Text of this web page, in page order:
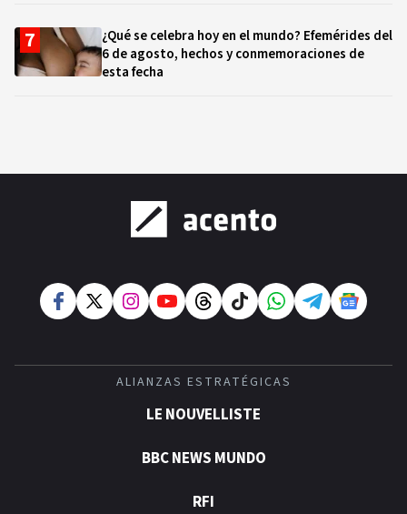
¿Qué se celebra hoy en el mundo? Efemérides del
6 de agosto, hechos y conmemoraciones de
esta fecha
ALIANZAS ESTRATÉGICAS
LE NOUVELLISTE
BBC NEWS MUNDO
RFI